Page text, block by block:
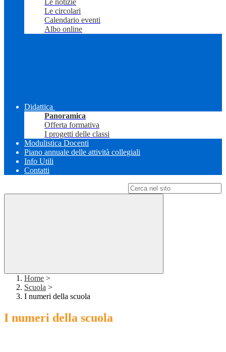
Le notizie
Le circolari
Calendario eventi
Albo online
Didattica
Panoramica
Offerta formativa
I progetti delle classi
Modulistica Docenti
Piano annuale delle attività collegiali
Info Utili
Contatti
Home >
Scuola >
I numeri della scuola
I numeri della scuola